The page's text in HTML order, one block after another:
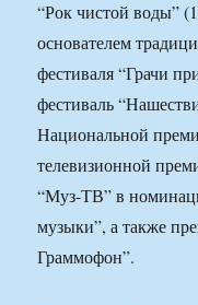
“Рок чистой воды”
основателем
фестиваля “Грачи
фестиваль
Национальной
телевизионной
“Муз-ТВ” в
музыки”, а также
Граммофон”.